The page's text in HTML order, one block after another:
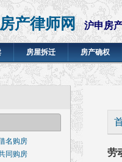
产律师网 沪申房
房屋拆迁 房产确权
名购房
同购房
劳